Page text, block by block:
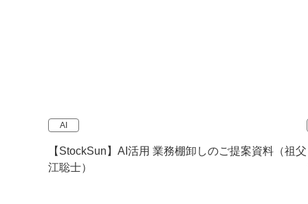
AI
【StockSun】AI活用 業務棚卸しのご提案資料（祖父
江聡士）